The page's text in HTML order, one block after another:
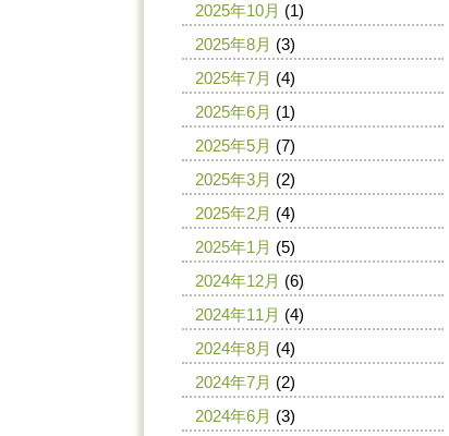
2025年10月 (1)
2025年8月 (3)
2025年7月 (4)
2025年6月 (1)
2025年5月 (7)
2025年3月 (2)
2025年2月 (4)
2025年1月 (5)
2024年12月 (6)
2024年11月 (4)
2024年8月 (4)
2024年7月 (2)
2024年6月 (3)